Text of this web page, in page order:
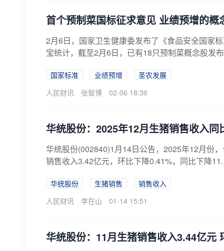
首个预制菜国标征求意见 业绩预增的概
2月6日，国家卫生健康委发布了《食品安全国家
宝统计，截至2月6日，已有18只预制菜概念股发
国家标准 业绩预增
圣农发展
人民财讯
张智博 02-06 18:36
华统股份：2025年12月生猪销售收入同
华统股份(002840)1月14日公告，2025年12月份
销售收入3.42亿元，环比下降0.41%，同比下降
华统股份 生猪销售
销售收入
人民财讯
李在山 01-14 15:51
华统股份：11月生猪销售收入3.44亿元